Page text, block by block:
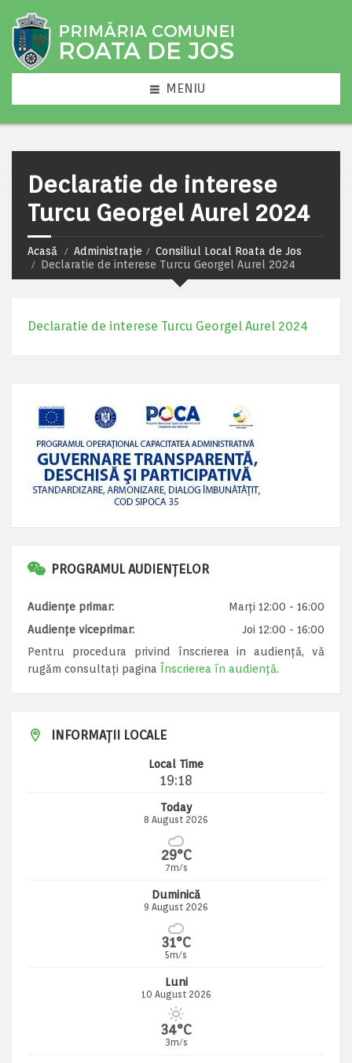
MENIU
Declaratie de interese
Turcu Georgel Aurel 2024
Acasă Administrație
Consiliul Local Roata de Jos
Declaratie de interese Turcu Georgel Aurel 2024
Declaratie de interese Turcu Georgel Aurel 2024
PROGRAMUL AUDIENȚELOR
Audiențe primar:
Marți 12:00 - 16:00
Audiențe viceprimar:
Joi 12:00 - 16:00
Pentru procedura privind înscrierea in audiență, vă
rugăm consultați pagina Înscrierea în audiență.
INFORMAȚII LOCALE
Local Time
19:18
Today
8 August 2026
29°C
7m/s
Duminică
9 August 2026
31°C
5m/s
Luni
10 August 2026
34°C
3m/s